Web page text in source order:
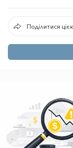
Поділитися